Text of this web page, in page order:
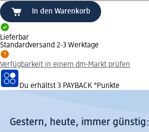
In den Warenkorb
Lieferbar
Standardversand 2-3 Werktage
Verfügbarkeit in einem dm-Markt prüfen
Du erhältst 3 PAYBACK °Punkte
Gestern, heute, immer günstig: